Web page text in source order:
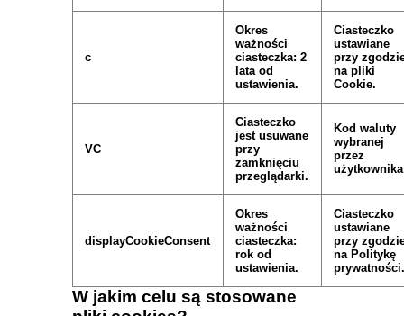
c
Okres
ważności
ciasteczka: 2
lata od
ustawienia.
Ciasteczko
ustawiane
przy
na pliki
Cookie.
VC
Ciasteczko
jest usuwane
przy
zamknięciu
przeglądarki.
Kod waluty
wybranej
przez
użytkownika
displayCookieConsent
Okres
ważności
ciasteczka:
rok od
ustawienia.
Ciasteczko
ustawiane
przy
na Politykę
W jakim celu są stosowane